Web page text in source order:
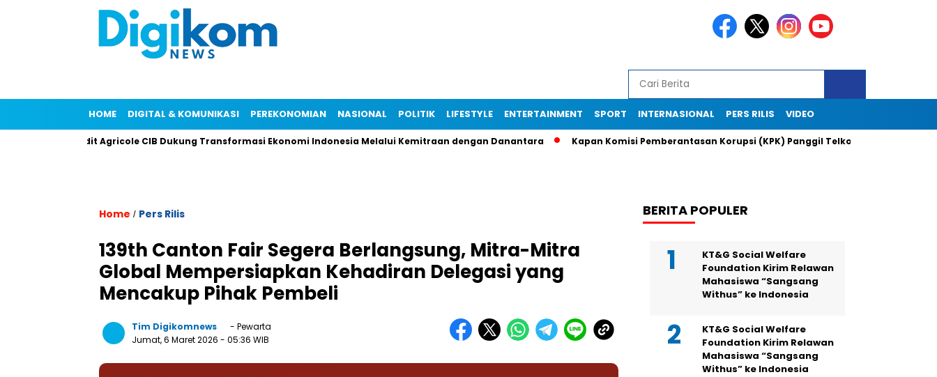
HOME DIGITAL & KOMUNIKASI PEREKONOMIAN NASIONAL POLITIK LIFESTYLE ENTERTAINMENT SPORT INTERNASIONAL PERS RILIS VIDEO
Credit Agricole CIB Dukung Transformasi Ekonomi Indonesia Melalui Kemitraan dengan Danantara Kapan Komisi Pemberantasan Korupsi (KPK) Panggil Telkomsel?Laporan Audit
Home / Pers Rilis
139th Canton Fair Segera Berlangsung, Mitra-Mitra
Global Mempersiapkan Kehadiran Delegasi yang
Mencakup Pihak Pembeli
Tim Digikomnews
- Pewarta
Jumat, 6 Maret 2026 - 05:36 WIB
BERITA POPULER
KT&G Social Welfare
Foundation Kirim Relawan
Mahasiswa “Sangsang
Withus” ke Indonesia
KT&G Social Welfare
Foundation Kirim Relawan
Mahasiswa “Sangsang
Withus” ke Indonesia